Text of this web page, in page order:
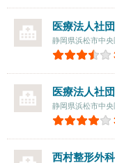
医療法人社
静岡県浜松市中央
医療法人社
静岡県浜松市中
西村整形外科